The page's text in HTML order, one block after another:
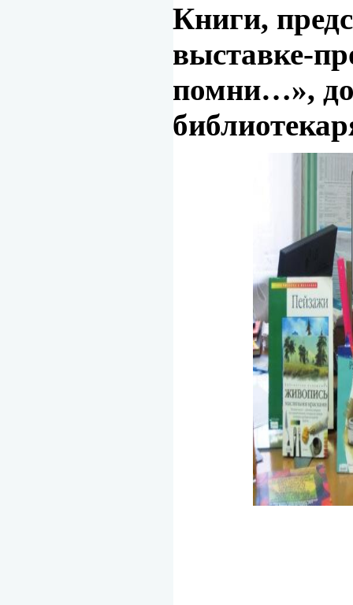
Книги,
выставке-
помни…»,